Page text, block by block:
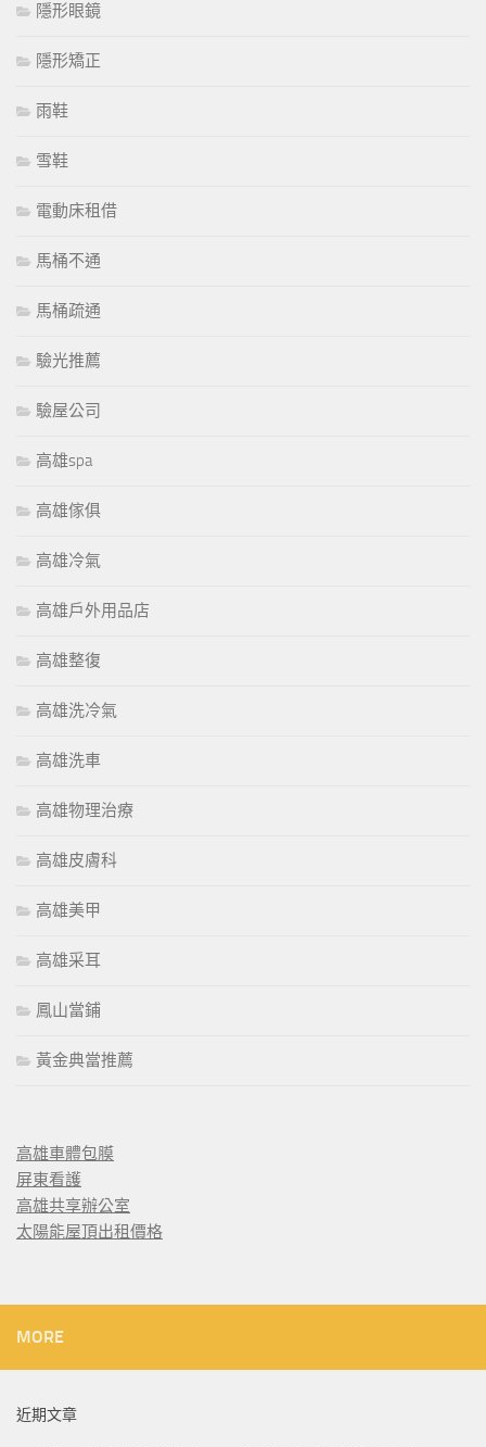
隱形眼鏡
隱形矯正
雨鞋
雪鞋
電動床租借
馬桶不通
馬桶疏通
驗光推薦
驗屋公司
高雄spa
高雄傢俱
高雄冷氣
高雄戶外用品店
高雄整復
高雄洗冷氣
高雄洗車
高雄物理治療
高雄皮膚科
高雄美甲
高雄采耳
鳳山當鋪
黃金典當推薦
高雄車體包膜
屏東看護
高雄共享辦公室
太陽能屋頂出租價格
MORE
近期文章